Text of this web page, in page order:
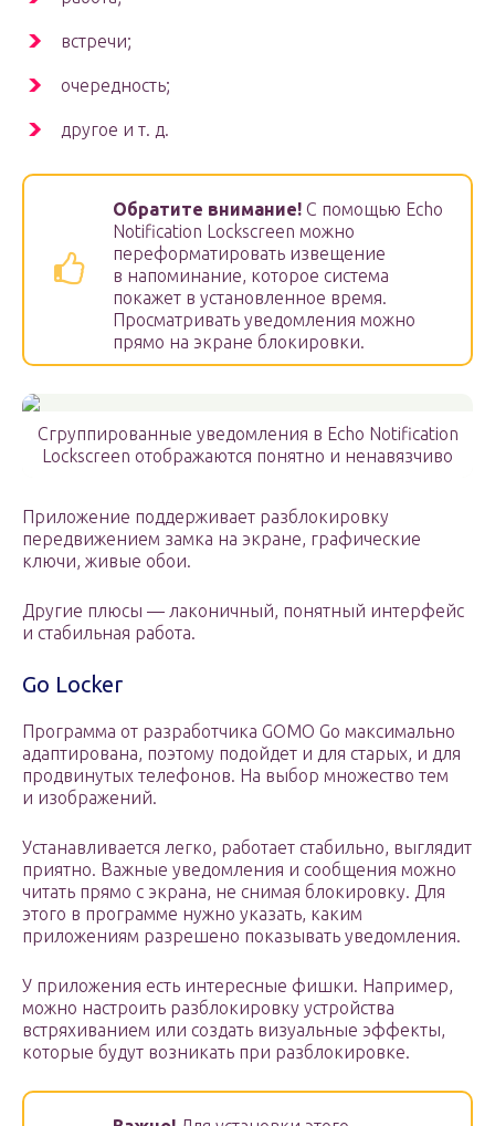
встречи;
очередность;
другое и т. д.
Обратите внимание! С помощью Echo
Notification Lockscreen можно
переформатировать извещение
в напоминание, которое система
покажет в установленное время.
Просматривать уведомления можно
прямо на экране блокировки.
Сгруппированные уведомления в Echo Notification
Lockscreen отображаются понятно и ненавязчиво
Приложение поддерживает разблокировку
передвижением замка на экране, графические
ключи, живые обои.
Другие плюсы — лаконичный, понятный интерфейс
и стабильная работа.
Go Locker
Программа от разработчика GOMO Go максимально
адаптирована, поэтому подойдет и для старых, и для
продвинутых телефонов. На выбор множество тем
и изображений.
Устанавливается легко, работает стабильно, выглядит
приятно. Важные уведомления и сообщения можно
читать прямо с экрана, не снимая блокировку. Для
этого в программе нужно указать, каким
приложениям разрешено показывать уведомления.
У приложения есть интересные фишки. Например,
можно настроить разблокировку устройства
встряхиванием или создать визуальные эффекты,
которые будут возникать при разблокировке.